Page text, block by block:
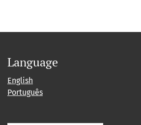
Language
English
Português